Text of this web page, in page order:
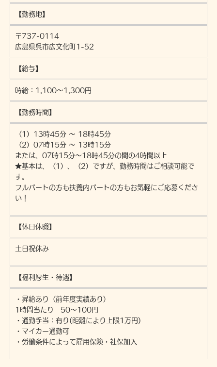
【勤務地】
〒737-0114
広島県呉市広文化町1-52
【給与】
時給：1,100～1,300円
【勤務時間】
（1）13時45分 〜 18時45分
（2）07時15分 〜 13時15分
または、07時15分〜18時45分の間の4時間以上
★基本は、（1）、（2）ですが、勤務時間はご相談可能で
す。
フルパートの方も扶養内パートの方もお気軽にご応募くださ
い！
【休日休暇】
土日祝休み
【福利厚生・待遇】
・昇給あり（前年度実績あり）
1時間当たり 50～100円
・通勤手当：有り(距離により上限1万円)
・マイカー通勤可
・労働条件によって雇用保険・社保加入